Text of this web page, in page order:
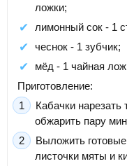
ложки;
лимонный сок - 1
чеснок - 1 зубчик;
мёд - 1 чайная
Приготовление:
Кабачки нарезать
обжарить пару
Выложить
листочки мяты и